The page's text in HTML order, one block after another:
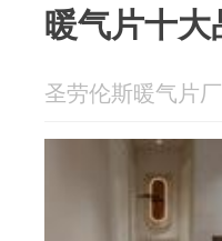
暖气片十
圣劳伦斯暖气片